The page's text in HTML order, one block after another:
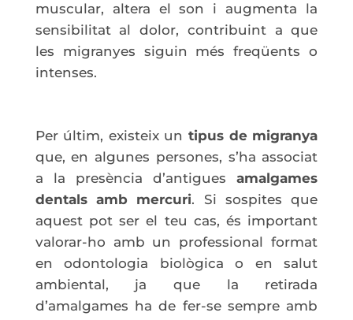
muscular, altera el son i augmenta la
sensibilitat al dolor, contribuint a que
les migranyes siguin més freqüents o
intenses.
Per últim, existeix un tipus de migranya
que, en algunes persones, s’ha associat
a la presència d’antigues amalgames
dentals amb mercuri. Si sospites que
aquest pot ser el teu cas, és important
valorar-ho amb un professional format
en odontologia biològica o en salut
ambiental, ja que la retirada
d’amalgames ha de fer-se sempre amb